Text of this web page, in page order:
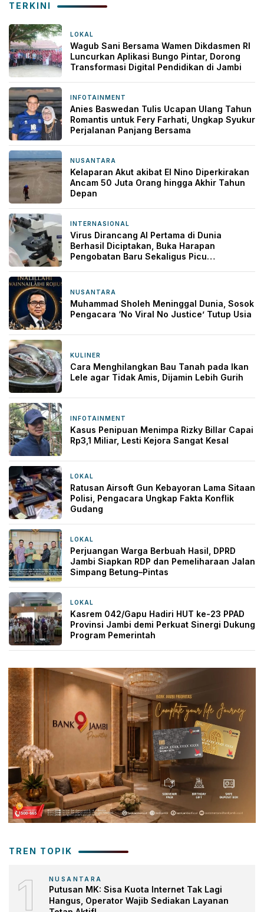
TERKINI
LOKAL
Wagub Sani Bersama Wamen Dikdasmen RI
Luncurkan Aplikasi Bungo Pintar, Dorong
Transformasi Digital Pendidikan di Jambi
INFOTAINMENT
Anies Baswedan Tulis Ucapan Ulang Tahun
Romantis untuk Fery Farhati, Ungkap Syukur
Perjalanan Panjang Bersama
NUSANTARA
Kelaparan Akut akibat El Nino Diperkirakan
Ancam 50 Juta Orang hingga Akhir Tahun
Depan
INTERNASIONAL
Virus Dirancang AI Pertama di Dunia
Berhasil Diciptakan, Buka Harapan
Pengobatan Baru Sekaligus Picu
NUSANTARA
Muhammad Sholeh Meninggal Dunia, Sosok
Pengacara ‘No Viral No Justice’ Tutup Usia
KULINER
Cara Menghilangkan Bau Tanah pada Ikan
Lele agar Tidak Amis, Dijamin Lebih Gurih
INFOTAINMENT
Kasus Penipuan Menimpa Rizky Billar Capai
Rp3,1 Miliar, Lesti Kejora Sangat Kesal
LOKAL
Ratusan Airsoft Gun Kebayoran Lama Sitaan
Polisi, Pengacara Ungkap Fakta Konflik
Gudang
LOKAL
Perjuangan Warga Berbuah Hasil, DPRD
Jambi Siapkan RDP dan Pemeliharaan Jalan
Simpang Betung–Pintas
LOKAL
Kasrem 042/Gapu Hadiri HUT ke-23 PPAD
Provinsi Jambi demi Perkuat Sinergi Dukung
Program Pemerintah
TREN TOPIK
1 NUSANTARA
Putusan MK: Sisa Kuota Internet Tak Lagi
Hangus, Operator Wajib Sediakan Layanan